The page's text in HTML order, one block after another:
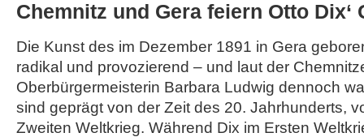
Chemnitz und Gera feiern Otto Dix‘
Die Kunst des im Dezember 1891 in Gera
radikal und provozierend – und laut der
Oberbürgermeisterin Barbara Ludwig dennoch
sind geprägt von der Zeit des 20. Jahrhunderts,
Zweiten Weltkrieg. Während Dix im Ersten